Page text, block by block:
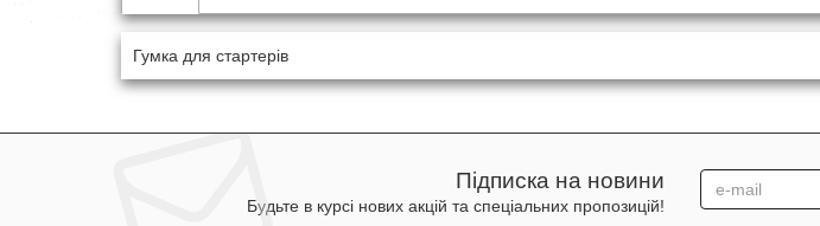
Гумка для стартерів
Підписка на новини
Будьте в курсі нових акцій та спеціальних пропозицій!